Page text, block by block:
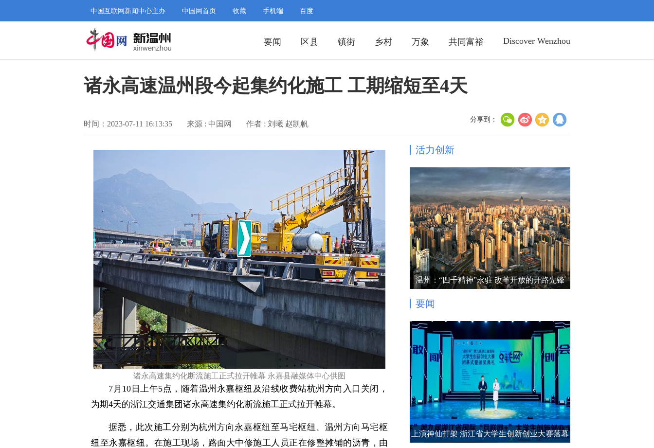
中国互联网新闻中心主办 中国网首页 收藏 手机端 百度
Discover Wenzhou
共同富裕
万象
乡村
镇街
区县
要闻
诸永高速温州段今起集约化施工 工期缩短至4天
时间：2023-07-11 16:13:35 来源 : 中国网 作者 : 刘曦 赵凯帆
分享到：
诸永高速集约化断流施工正式拉开帷幕 永嘉县融媒体中心供图
7月10日上午5点，随着温州永嘉枢纽及沿线收费站杭州方向入口关闭，
为期4天的浙江交通集团诸永高速集约化断流施工正式拉开帷幕。
据悉，此次施工分别为杭州方向永嘉枢纽至马宅枢纽、温州方向马宅枢
纽至永嘉枢纽。在施工现场，路面大中修施工人员正在修整摊铺的沥青，由
活力创新
温州：“四千精神”永驻 改革开放的开路先锋
要闻
上演神仙打架 浙江省大学生创新创业大赛落幕